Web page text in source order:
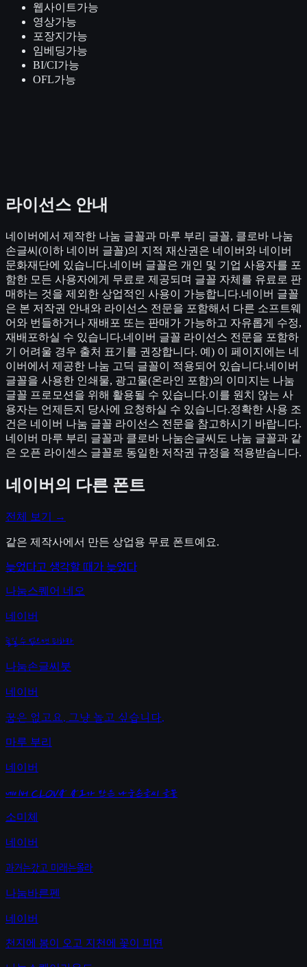
웹사이트가능
영상가능
포장지 가능
임베딩가능
BI/CI가능
OFL가능
라이선스 안내
네이버에서 제작한 나눔 글꼴과 마루 부리 글꼴, 클로바 나눔
손글씨(이하 네이버 글꼴)의 지적 재산권은 네이버와 네이버
문화재단에 있습니다.네이버 글꼴은 개인 및 기업 사용자를 포
함한 모든 사용자에게 무료로 제공되며 글꼴 자체를 유료로 판
매하는 것을 제외한 상업적인 사용이 가능합니다.네이버 글꼴
은 본 저작권 안내와 라이선스 전문을 포함해서 다른 소프트웨
어와 번들하거나 재배포 또는 판매가 가능하고 자유롭게 수정,
재배포하실 수 있습니다.네이버 글꼴 라이선스 전문을 포함하
기 어려울 경우 출처 표기를 권장합니다. 예) 이 페이지에는 네
이버에서 제공한 나눔 고딕 글꼴이 적용되어 있습니다.네이버
글꼴을 사용한 인쇄물, 광고물(온라인 포함)의 이미지는 나눔
글꼴 프로모션을 위해 활용될 수 있습니다.이를 원치 않는 사
용자는 언제든지 당사에 요청하실 수 있습니다.정확한 사용 조
건은 네이버 나눔 글꼴 라이선스 전문을 참고하시기 바랍니다.
네이버 마루 부리 글꼴과 클로바 나눔손글씨도 나눔 글꼴과 같
은 오픈 라이센스 글꼴로 동일한 저작권 규정을 적용받습니다.
네이버 의 다른 폰트
전체 보기 →
같은 제작사에서 만든 상업용 무료 폰트예요.
늦었다고 생각할 때가 늦었다
나눔스퀘어 네오
네이버
즐길 수 없으면 피하라
나눔손글씨붓
네이버
꿈은 없고요. 그냥 놀고 싶습니다.
마루 부리
네이버
네이버 CLOVA AI가 만든 나눔손글씨 글꼴
소미체
네이버
과거는갔고 미래는몰라
나눔바른펜
네이버
천지에 봄이 오고 지천에 꽃이 피면